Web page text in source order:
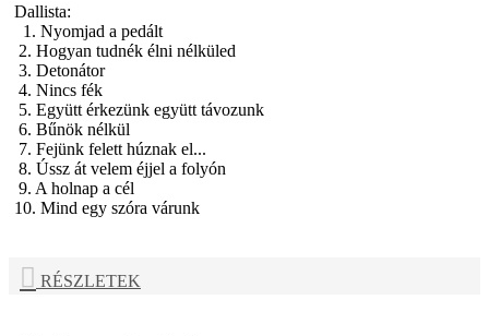
Dallista:
1. Nyomjad a pedált
2. Hogyan tudnék élni nélküled
3. Detonátor
4. Nincs fék
5. Együtt érkezünk együtt távozunk
6. Bűnök nélkül
7. Fejünk felett húznak el...
8. Ússz át velem éjjel a folyón
9. A holnap a cél
10. Mind egy szóra várunk
RÉSZLETEK